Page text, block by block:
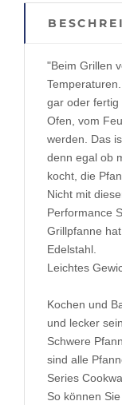
"Beim Grillen
gar oder fertig
Ofen, vom
werden. Das
denn egal ob
kocht, die
Nicht mit
Performance
Grillpfanne
Edelstahl.
Leichtes
Kochen und
und lecker
Schwere
sind alle
Series
So können